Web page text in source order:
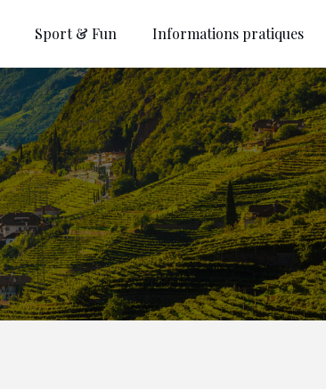
Sport & Fun Informations pratiques